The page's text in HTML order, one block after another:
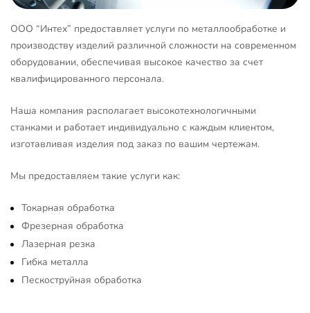
ООО “Интех” предоставляет услуги по металлообработке и
производству изделий различной сложности на современном
оборудовании, обеспечивая высокое качество за счет
квалифицированного персонала.
Наша компания располагает высокотехнологичными
станками и работает индивидуально с каждым клиентом,
изготавливая изделия под заказ по вашим чертежам.
Мы предоставляем такие услуги как:
Токарная обработка
Фрезерная обработка
Лазерная резка
Гибка металла
Пескоструйная обработка